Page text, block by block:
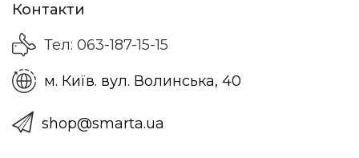
Контакти
Тел: 063-187-15-15
м. Київ. вул. Волинська, 40
shop@smarta.ua